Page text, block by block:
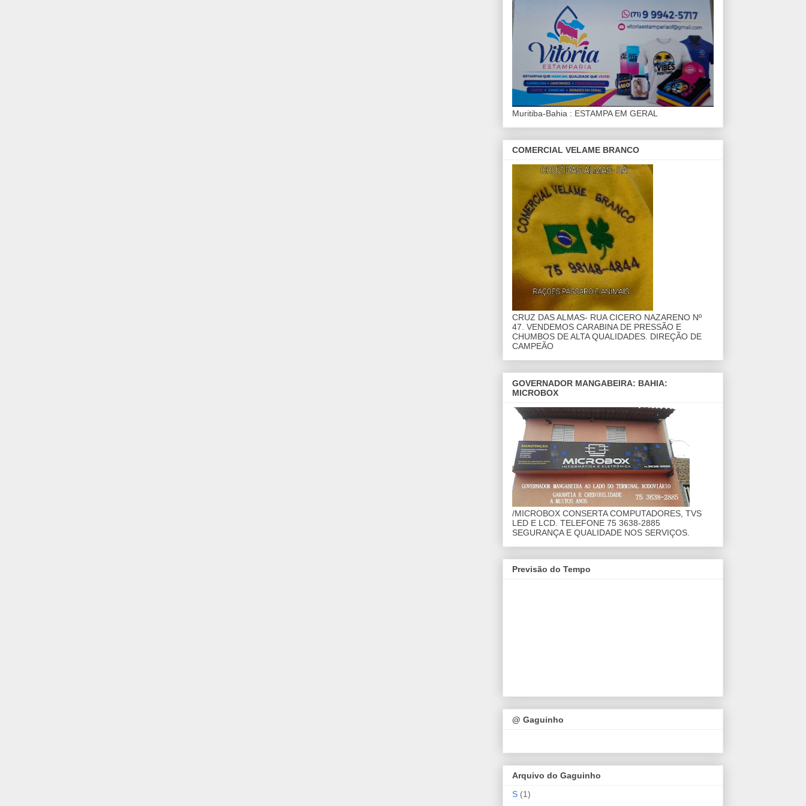
Muritiba-Bahia : ESTAMPA EM GERAL
COMERCIAL VELAME BRANCO
CRUZ DAS ALMAS- RUA CICERO NAZARENO Nº
47. VENDEMOS CARABINA DE PRESSÃO E
CHUMBOS DE ALTA QUALIDADES. DIREÇÃO DE
CAMPEÃO
GOVERNADOR MANGABEIRA: BAHIA:
MICROBOX
/MICROBOX CONSERTA COMPUTADORES, TVS
LED E LCD. TELEFONE 75 3638-2885
SEGURANÇA E QUALIDADE NOS SERVIÇOS.
Previsão do Tempo
@ Gaguinho
Arquivo do Gaguinho
S (1)